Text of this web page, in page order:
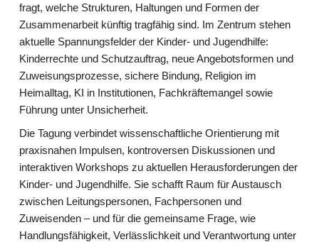
fragt, welche Strukturen, Haltungen und Formen der
Zusammenarbeit künftig tragfähig sind. Im Zentrum stehen
aktuelle Spannungsfelder der Kinder- und Jugendhilfe:
Kinderrechte und Schutzauftrag, neue Angebotsformen und
Zuweisungsprozesse, sichere Bindung, Religion im
Heimalltag, KI in Institutionen, Fachkräftemangel sowie
Führung unter Unsicherheit.
Die Tagung verbindet wissenschaftliche Orientierung mit
praxisnahen Impulsen, kontroversen Diskussionen und
interaktiven Workshops zu aktuellen Herausforderungen der
Kinder- und Jugendhilfe. Sie schafft Raum für Austausch
zwischen Leitungspersonen, Fachpersonen und
Zuweisenden – und für die gemeinsame Frage, wie
Handlungsfähigkeit, Verlässlichkeit und Verantwortung unter